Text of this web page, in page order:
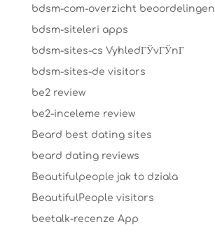
bdsm-com-overzicht beoordelingen
bdsm-siteleri apps
bdsm-sites-cs VyhledГЎvГЎnГ­
bdsm-sites-de visitors
be2 review
be2-inceleme review
Beard best dating sites
beard dating reviews
Beautifulpeople jak to dziala
BeautifulPeople visitors
beetalk-recenze App